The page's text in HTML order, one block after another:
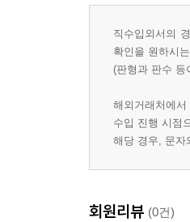
직수입외서의
확인을 원하시
(판형과 판수 등
해외거래처에
수입 진행 시점
해당 경우, 문자
회원리뷰 (0건)